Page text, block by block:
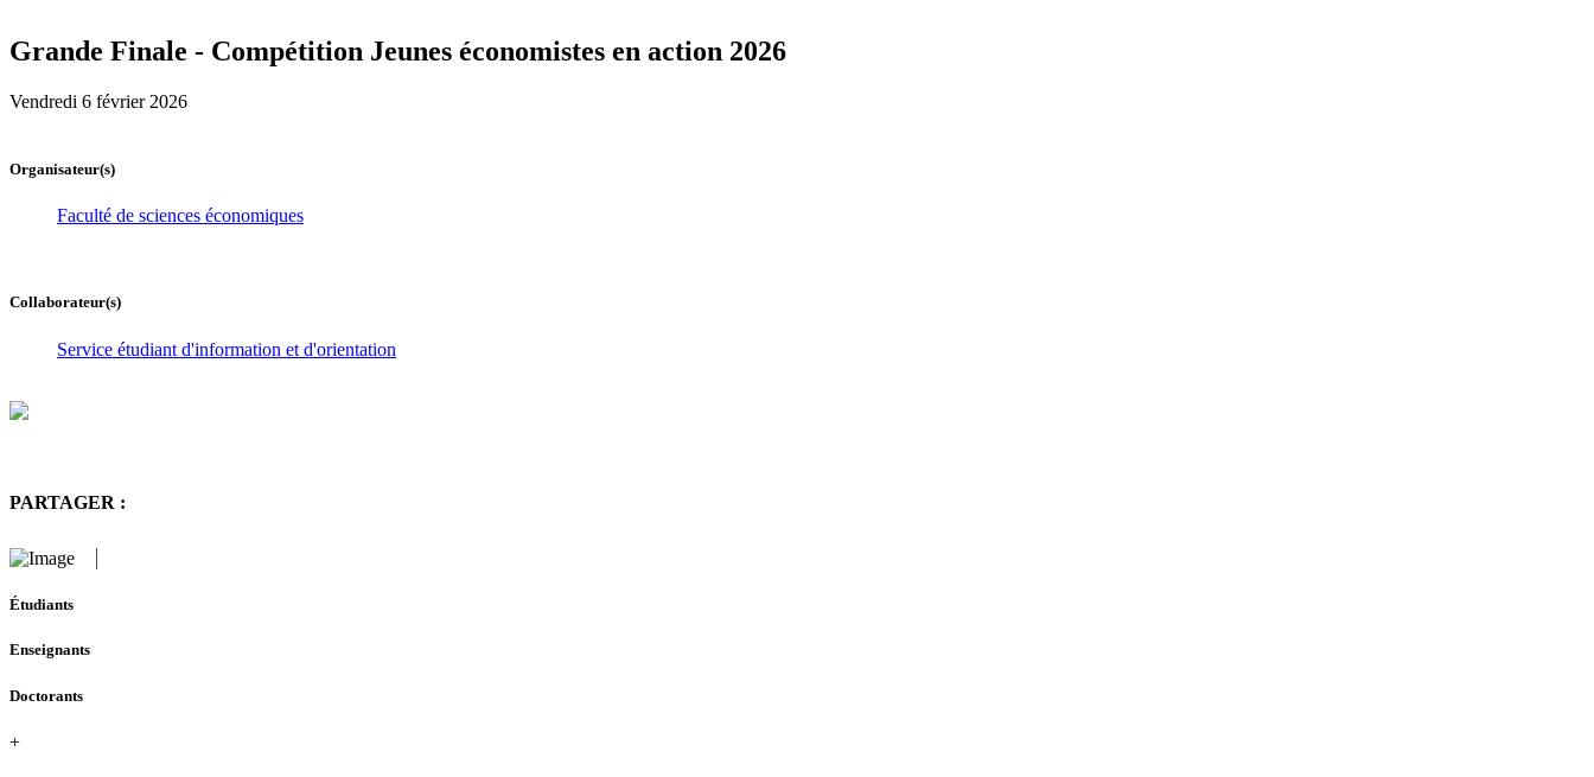
Grande Finale - Compétition Jeunes économistes en action 2026
Vendredi 6 février 2026
Organisateur(s)
Faculté de sciences économiques
Collaborateur(s)
Service étudiant d'information et d'orientation
PARTAGER :
Étudiants
Enseignants
Doctorants
+